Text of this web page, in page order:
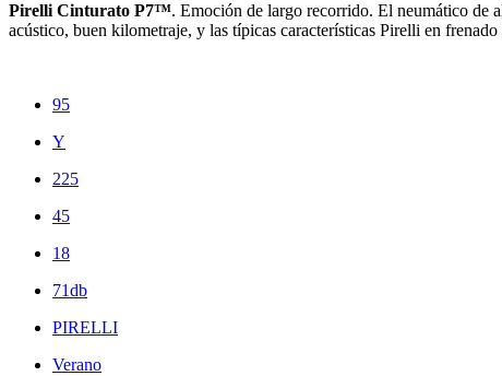
Pirelli Cinturato P7™. Emoción de largo recorrido. El neumático de
acústico, buen kilometraje, y las típicas características Pirelli en
95
Y
225
45
18
71db
PIRELLI
Verano